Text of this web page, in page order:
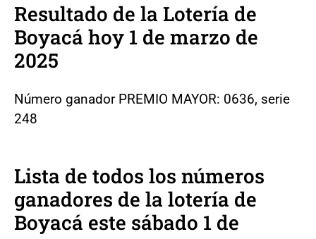
Resultado de la Lotería de
Boyacá hoy 1 de marzo de
2025
Número ganador PREMIO MAYOR: 0636, serie
248
Lista de todos los números
ganadores de la lotería de
Boyacá este sábado 1 de